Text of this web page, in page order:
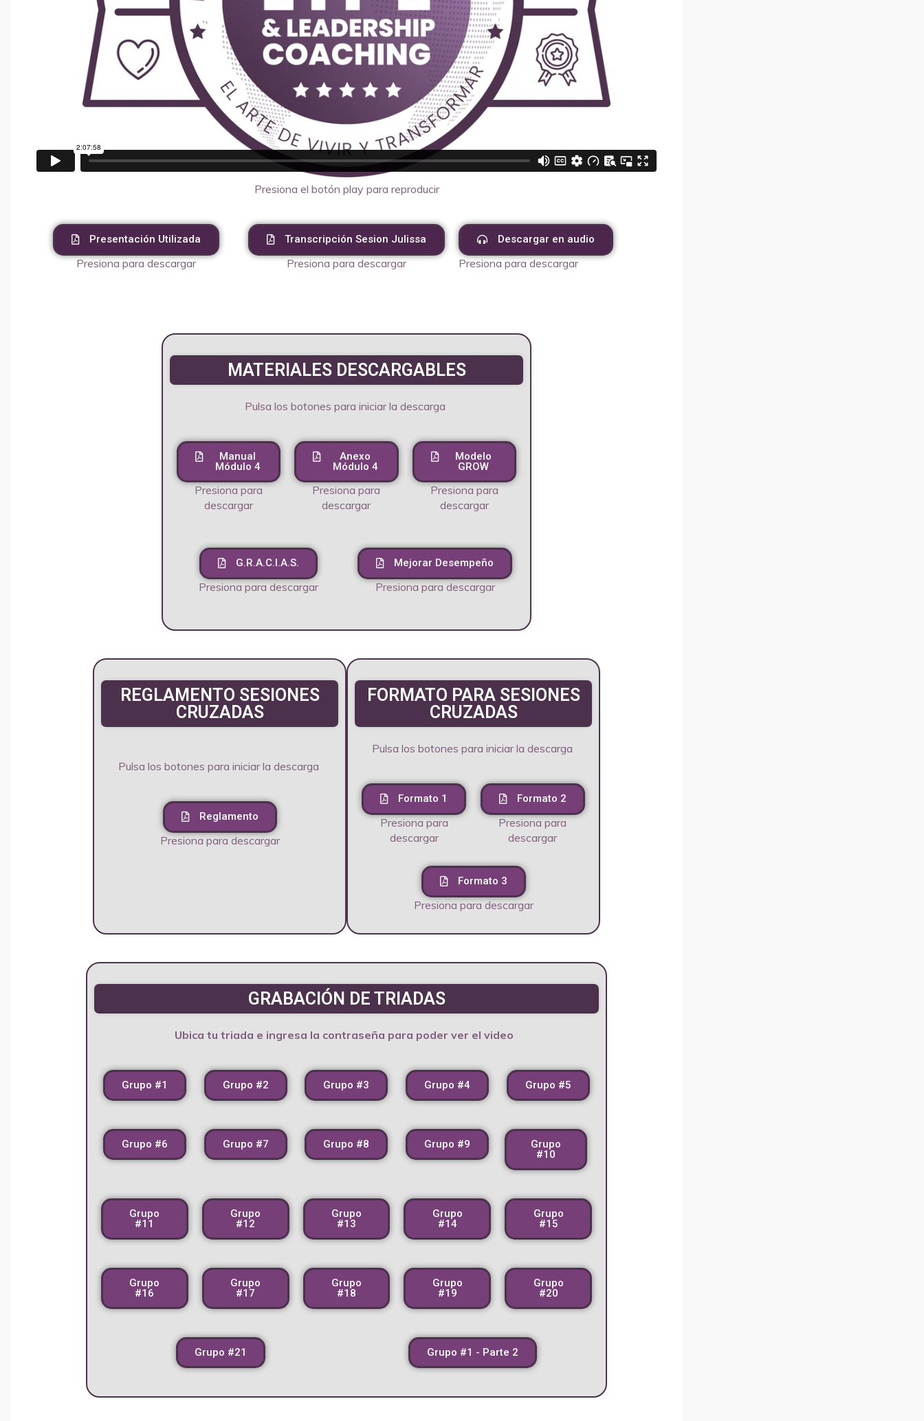
Presiona el botón play para reproducir
Presentación Utilizada
Presiona para descargar
Transcripción Sesion Julissa
Presiona para descargar
Descargar en audio
Presiona para descargar
MATERIALES DESCARGABLES
Pulsa los botones para iniciar la descarga
Manual
Módulo 4
Presiona para
descargar
Anexo
Módulo 4
Presiona para
descargar
Modelo
GROW
Presiona para
descargar
G.R.A.C.I.A.S.
Presiona para descargar
Mejorar Desempeño
Presiona para descargar
REGLAMENTO SESIONES
CRUZADAS
Pulsa los botones para iniciar la descarga
Reglamento
Presiona para descargar
FORMATO PARA SESIONES
CRUZADAS
Pulsa los botones para iniciar la descarga
Formato 1
Presiona para
descargar
Formato 2
Presiona para
descargar
Formato 3
Presiona para descargar
GRABACIÓN DE TRIADAS
Ubica tu triada e ingresa la contraseña para poder ver el video
Grupo #1 Grupo #2 Grupo #3 Grupo #4 Grupo #5
Grupo #6 Grupo #7 Grupo #8 Grupo #9
Grupo
#10
Grupo
#11
Grupo
#12
Grupo
#13
Grupo
#14
Grupo
#15
Grupo
#16
Grupo
#17
Grupo
#18
Grupo
#19
Grupo
#20
Grupo #21 Grupo #1 - Parte 2